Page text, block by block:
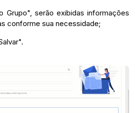
Grupo", serão exibidas informações
conforme sua necessidade;